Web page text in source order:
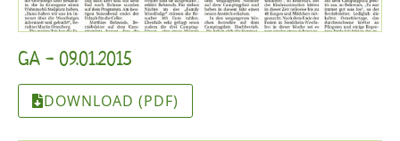
GA - 09.01.2015
DOWNLOAD (PDF)